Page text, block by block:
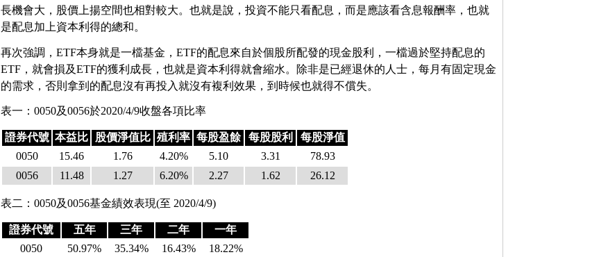
長機會大，股價上揚空間也相對較大。也就是說，投資不能只看配息，而是應該看含息報酬率，也就
是配息加上資本利得的總和。
再次強調，ETF本身就是一檔基金，ETF的配息來自於個股所配發的現金股利，一檔過於堅持配息的
ETF，就會損及ETF的獲利成長，也就是資本利得就會縮水。除非是已經退休的人士，每月有固定現金
的需求，否則拿到的配息沒有再投入就沒有複利效果，到時候也就得不償失。
表一：0050及0056於2020/4/9收盤各項比率
證券代號 本益比 股價淨值比 殖利率 每股盈餘 每股股利
每股淨值
0050
15.46 1.76 4.20% 5.10 3.31
78.93
0056
11.48 1.27 6.20% 2.27 1.62 26.12
表二：0050及0056基金績效表現(至 2020/4/9)
證券代號 五年 三年 二年
一年
0050
50.97% 35.34% 16.43%
18.22%